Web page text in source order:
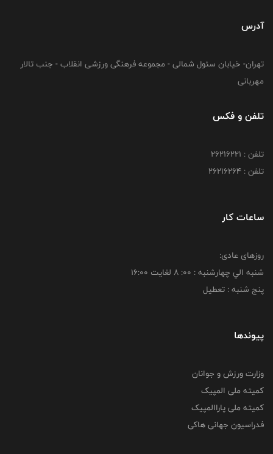
آدرس
تهران- خیابان سئول شمالی - مجموعه فرهنگی ورزشی انقلاب - جنب تالار
مهربانی
تلفن و فکس
تلفن : 26216221
تلفن : 26216264
ساعات کار
روزهای عادی:
شنبه الي چهارشنبه : 00: 8 لغايت 16:00
پنج شنبه : تعطیل
پیوندها
وزارت ورزش و جوانان
کمیته ملی المپیک
کمیته ملی پاراالمپیک
فدراسیون جهانی هاکی